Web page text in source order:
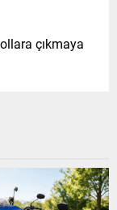
çıkmaya